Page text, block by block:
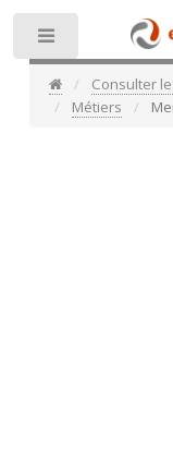
Consulter
Métiers
Toggle